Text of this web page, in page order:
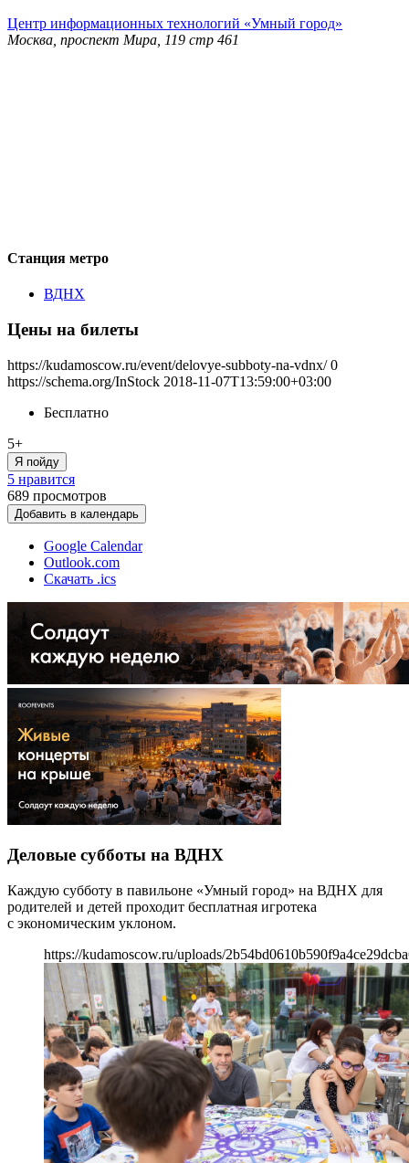
Центр информационных технологий «Умный город»
Москва, проспект Мира, 119 стр 461
Станция метро
ВДНХ
Цены на билеты
https://kudamoscow.ru/event/delovye-subboty-na-vdnx/ 0
https://schema.org/InStock 2018-11-07T13:59:00+03:00
Бесплатно
5+
Я пойду
5 нравится
689 просмотров
Добавить в календарь
Google Calendar
Outlook.com
Скачать .ics
Деловые субботы на ВДНХ
Каждую субботу в павильоне «Умный город» на ВДНХ для
родителей и детей проходит бесплатная игротека
с экономическим уклоном.
https://kudamoscow.ru/uploads/